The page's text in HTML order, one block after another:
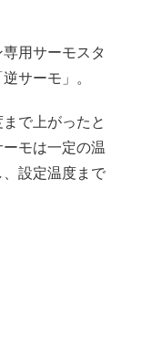
専用サーモスタ
サーモ」。
で上がったと
モは一定の温
設定温度まで